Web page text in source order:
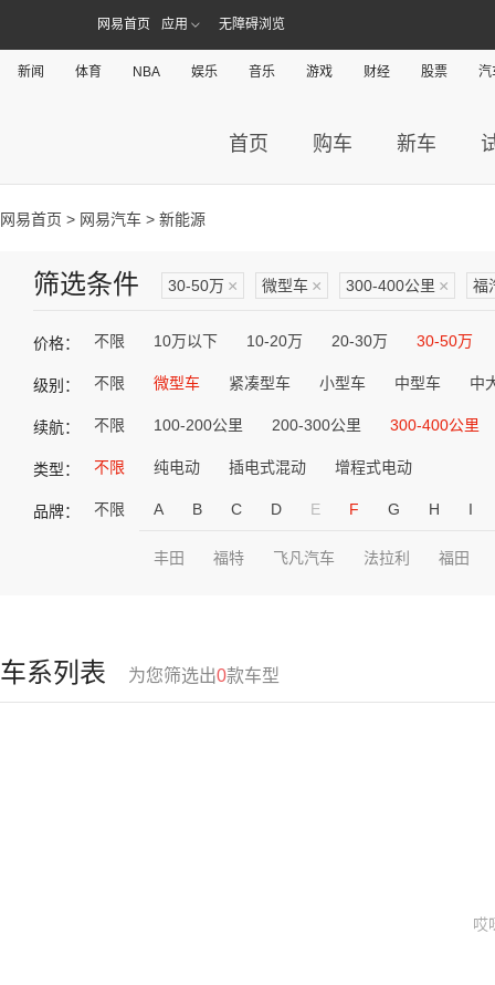
网易首页 应用 无障碍浏览
新闻 体育 NBA 娱乐 音乐 游戏 财经 股票 汽
首页 购车 新车
网易首页 > 网易汽车 > 新能源
筛选条件 30-50万 × 微型车 × 300-400公里 × 福
价格： 不限 10万以下 10-20万 20-30万 30-50万
级别： 不限 微型车 紧凑型车 小型车 中型车 中
续航： 不限 100-200公里 200-300公里 300-400公里
类型： 不限 纯电动 插电式混动 增程式电动
品牌： 不限 A B C D E F G H I
丰田 福特 飞凡汽车 法拉利 福田
车系列表 为您筛选出0款车型
哎